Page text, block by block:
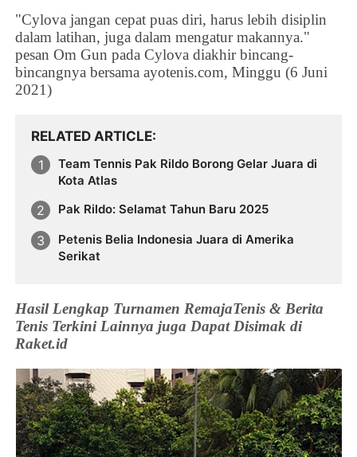
"Cylova jangan cepat puas diri, harus lebih disiplin
dalam latihan, juga dalam mengatur makannya."
pesan Om Gun padaCylova diakhir bincang-
bincangnya bersama ayotenis.com, Minggu (6 Juni
2021)
RELATED ARTICLE
Team Tennis Pak Rildo Borong Gelar Juara di
Kota Atlas
Pak Rildo: Selamat Tahun Baru 2025
Petenis Belia Indonesia Juara di Amerika
Serikat
Hasil Lengkap Turnamen RemajaTenis & Berita
Tenis Terkini Lainnya juga Dapat Disimak di
Raket.id